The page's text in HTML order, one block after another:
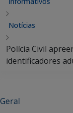
Notícias
Polícia Civil
identificadores
Geral